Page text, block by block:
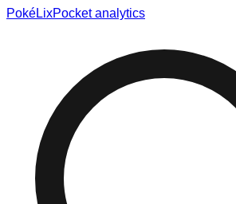
PokéLixPocket analytics